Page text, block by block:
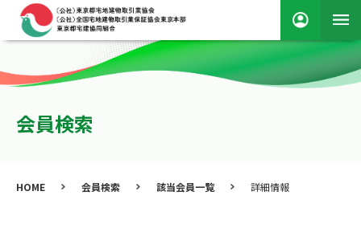
会員検索
HOME 会員検索 該当会員一覧 詳細情報